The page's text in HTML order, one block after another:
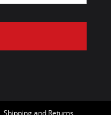
Shipping and Returns